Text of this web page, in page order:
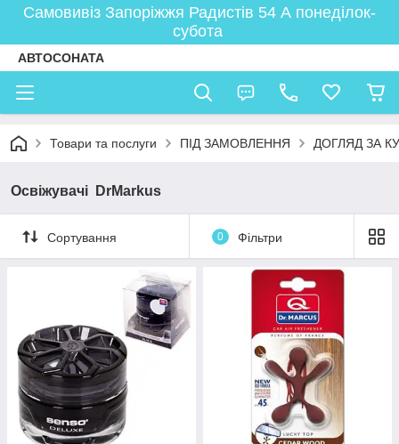
Самовивіз Запоріжжя Радистів 54 А понеділок-
субота
АВТОСОНАТА
Товари та послуги ПІД ЗАМОВЛЕННЯ ДОГЛЯД ЗА
Освіжувачі DrMarkus
Сортування 0 Фільтри